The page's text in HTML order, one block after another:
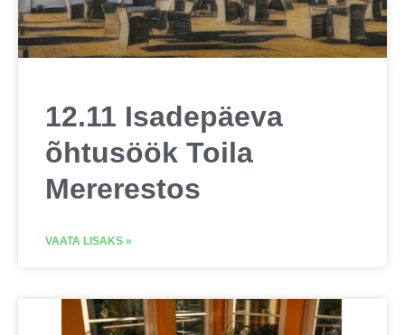
12.11 Isadepäeva
õhtusöök Toila
Mererestos
VAATA LISAKS »